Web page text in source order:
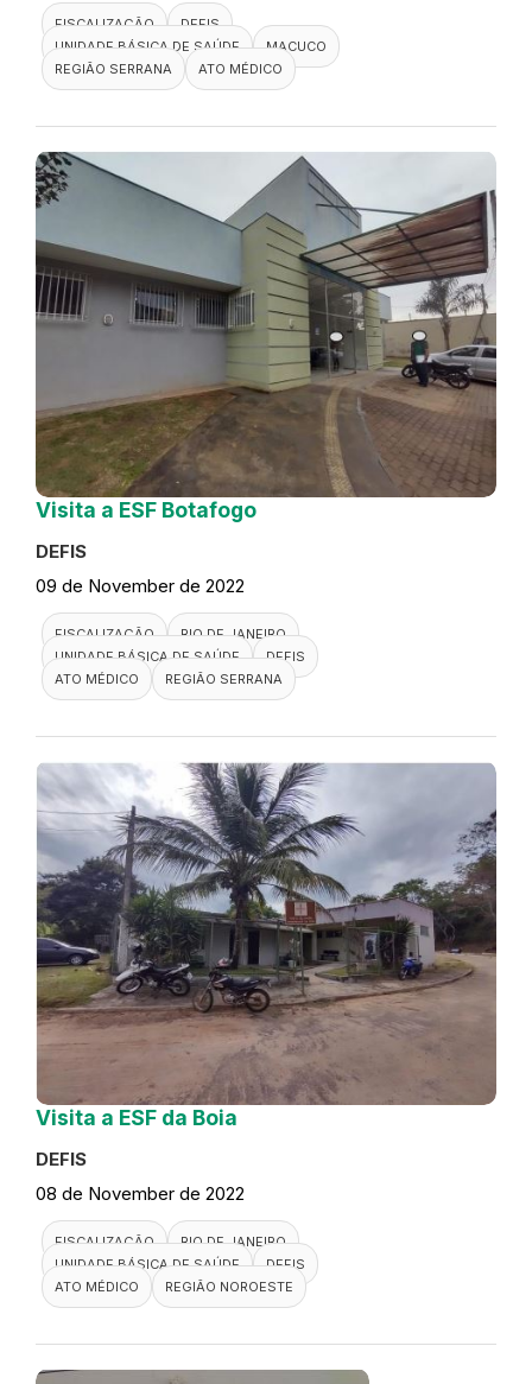
FISCALIZAÇÃO
DEFIS
UNIDADE BÁSICA DE SAÚDE
MACUCO
REGIÃO SERRANA
ATO MÉDICO
Visita a ESF Botafogo
DEFIS
09 de November de 2022
FISCALIZAÇÃO
RIO DE JANEIRO
UNIDADE BÁSICA DE SAÚDE
DEFIS
ATO MÉDICO
REGIÃO SERRANA
Visita a ESF da Boia
DEFIS
08 de November de 2022
FISCALIZAÇÃO
RIO DE JANEIRO
UNIDADE BÁSICA DE SAÚDE
DEFIS
ATO MÉDICO
REGIÃO NOROESTE